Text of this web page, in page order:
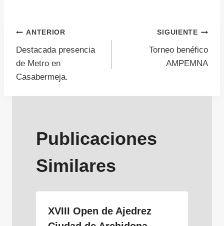
Navegación
de
entradas
ANTERIOR
Destacada presencia
de Metro en
Casabermeja.
SIGUIENTE
Torneo benéfico
AMPEMNA
Publicaciones
Similares
XVIII Open de Ajedrez